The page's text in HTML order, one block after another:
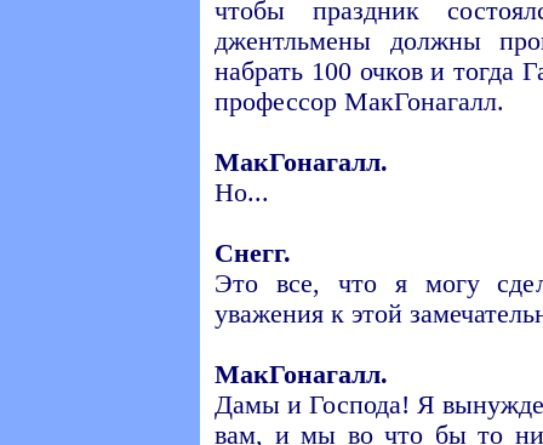
чтобы праздник
джентльмены должны
набрать 100 очков и тогда
профессор МакГонагалл.
МакГонагалл.
Но...
Снегг.
Это все, что я могу
уважения к этой
МакГонагалл.
Дамы и Господа! Я
вам, и мы во что бы то ни